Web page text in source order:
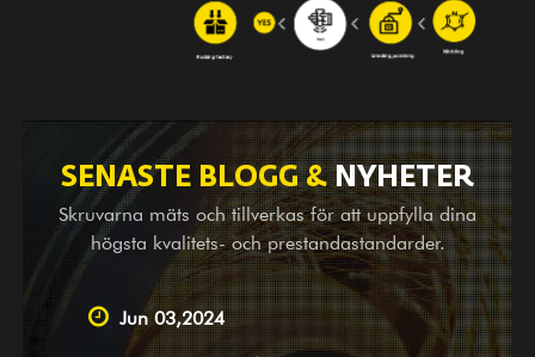
leverantör som utför OEM-service, besiktnings- och
karteringshjälp, samt designtjänster för stora och små
partner eller potentiella kund, med produkter och tjänster
välkomnar vi ditt besök och förfrågningar varmt med
våra helhjärtade och omtänksamma tjänster.
SENASTE BLOGG &NYHETER
Skruvarna mäts och tillverkas för att uppfylla dina
högsta kvalitets- och prestandastandarder.
Jun 03,2024